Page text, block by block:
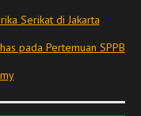
Serikat di Jakarta
pada Pertemuan SPPB